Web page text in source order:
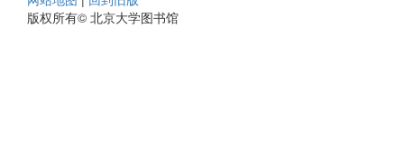
版权所有© 北京大学图书馆